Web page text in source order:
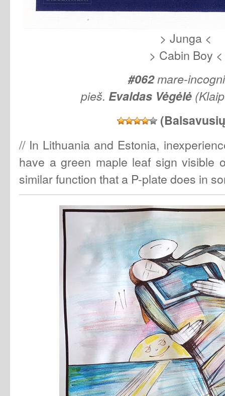
> Junga <
> Cabin Boy <
#062mare-
pieš. Evaldas Vėgėlė
// In Lithuania and Estonia,
have a green maple leaf sign visible
similar function that a P-plate does in